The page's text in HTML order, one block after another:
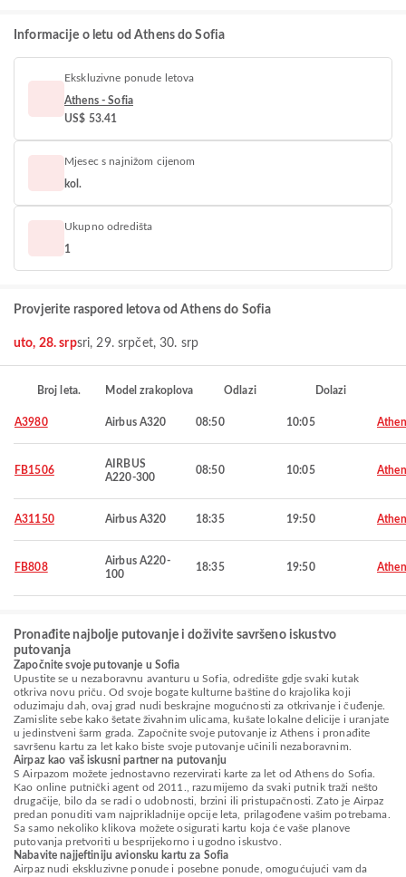
Informacije o letu od Athens do Sofia
Ekskluzivne ponude letova
Athens - Sofia
US$ 53.41
Mjesec s najnižom cijenom
kol.
Ukupno odredišta
1
Provjerite raspored letova od Athens do Sofia
uto, 28. srpsri, 29. srpčet, 30. srp
Broj leta. Model zrakoplova Odlazi Dolazi
A3980 Airbus A320 08:50 10:05
FB1506
AIRBUS
A220-300
08:50 10:05
A31150 Airbus A320 18:35 19:50
FB808
Airbus A220-
100
18:35 19:50
Pronađite najbolje putovanje i doživite savršeno iskustvo
putovanja
Započnite svoje putovanje u Sofia
Upustite se u nezaboravnu avanturu u Sofia, odredište gdje svaki kutak
otkriva novu priču. Od svoje bogate kulturne baštine do krajolika koji
oduzimaju dah, ovaj grad nudi beskrajne mogućnosti za otkrivanje i čuđenje.
Zamislite sebe kako šetate živahnim ulicama, kušate lokalne delicije i uranjate
u jedinstveni šarm grada. Započnite svoje putovanje iz Athens i pronađite
savršenu kartu za let kako biste svoje putovanje učinili nezaboravnim.
Airpaz kao vaš iskusni partner na putovanju
S Airpazom možete jednostavno rezervirati karte za let od Athens do Sofia.
Kao online putnički agent od 2011., razumijemo da svaki putnik traži nešto
drugačije, bilo da se radi o udobnosti, brzini ili pristupačnosti. Zato je Airpaz
predan ponuditi vam najprikladnije opcije leta, prilagođene vašim potrebama.
Sa samo nekoliko klikova možete osigurati kartu koja će vaše planove
putovanja pretvoriti u besprijekorno i ugodno iskustvo.
Nabavite najjeftiniju avionsku kartu za Sofia
Airpaz nudi ekskluzivne ponude i posebne ponude, omogućujući vam da